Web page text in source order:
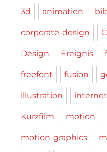
3d animation
corporate-design
Design Ereignis
freefont fusion
illustration internet
Kurzfilm motion
motion-graphics